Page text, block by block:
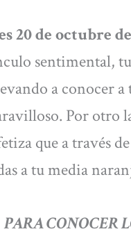
20 de octubre
sentimental, tu
a conocer a
Por otro
que a través
a tu media
PARA CONOCER